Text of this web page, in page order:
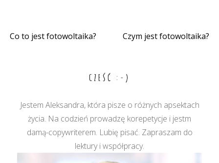
Nawigacja
Co to jest fotowoltaika? Czym jest fotowoltaika?
CZEŚĆ :-)
Jestem Aleksandra, która pisze o różnych apsektach
życia. Na codzień prowadzę korepetycje i jestm
damą-copywriterem. Lubię pisać. Zapraszam do
lektury i współpracy.